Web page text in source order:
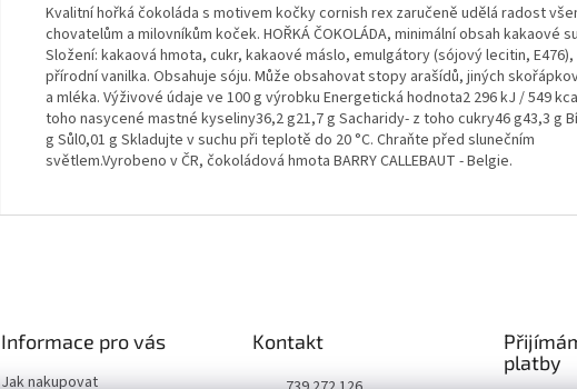
Kvalitní hořká čokoláda s motivem kočky cornish rex zaručeně udělá radost
chovatelům a milovníkům koček. HOŘKÁ ČOKOLÁDA, minimální obsah kakaové
Složení: kakaová hmota, cukr, kakaové máslo, emulgátory (sójový lecitin, E476),
přírodní vanilka. Obsahuje sóju. Může obsahovat stopy arašídů, jiných
a mléka. Výživové údaje ve 100 g výrobku Energetická hodnota2 296 kJ / 549
toho nasycené mastné kyseliny36,2 g21,7 g Sacharidy- z toho cukry46 g43,3 g
g Sůl0,01 g Skladujte v suchu při teplotě do 20 °C. Chraňte před slunečním
světlem.Vyrobeno v ČR, čokoládová hmota BARRY CALLEBAUT - Belgie.
Informace pro vás
Jak nakupovat
Kontakt
platby